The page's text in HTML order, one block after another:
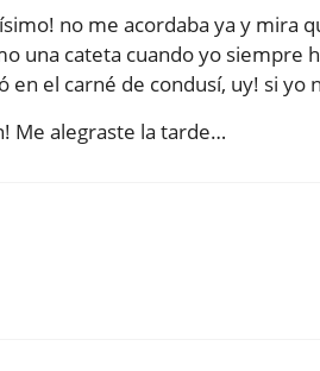
no me acordaba ya y mira
una cateta cuando yo siempre
en el carné de condusí, uy! si yo
Me alegraste la tarde…